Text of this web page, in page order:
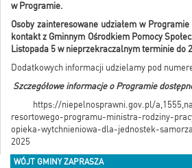
w Programie.
Osoby zainteresowane udziałem w
kontakt z Gminnym Ośrodkiem Pomocy
Listopada 5 w nieprzekraczalnym terminie do
Dodatkowych informacji udzielamy pod
Szczegółowe informacje o Programie
https://niepelnosprawni.gov.pl/
resortowego-programu-ministra-rodziny-
opieka-wytchnieniowa-dla-jednostek-
2025
WÓJT GMINY ZAPRASZA